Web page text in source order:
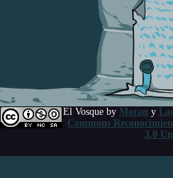
El Vosque by Moran y
Commons
3.0